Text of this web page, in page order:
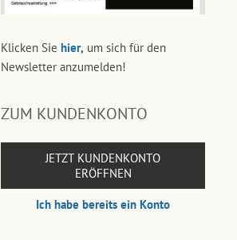
Klicken Sie hier, um sich für den
Newsletter anzumelden!
ZUM KUNDENKONTO
JETZT KUNDENKONTO
ERÖFFNEN
Ich habe bereits ein Konto